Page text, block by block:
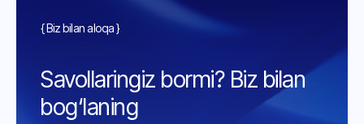
{ Biz bilan aloqa }
Savollaringiz bormi? Biz bilan
bog‘laning